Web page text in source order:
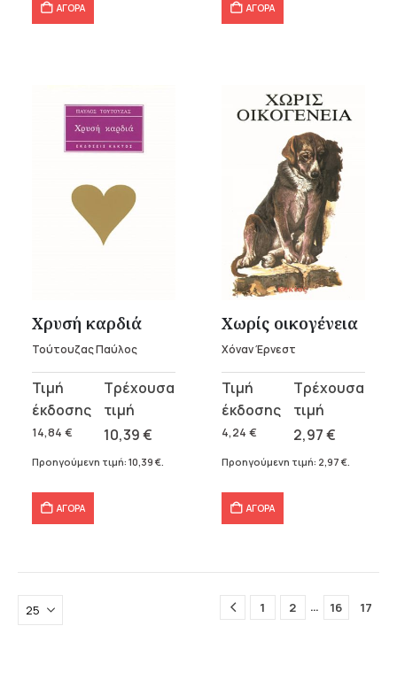
ΑΓΟΡΑ ΑΓΟΡΑ
Χρυσή καρδιά
Τούτουζας Παύλος
14,84 €
Original
price
was:
14,84 €.
10,39€
Η
τρέχουσα
τιμή
Προηγούμενη τιμή: 10,39 €
ΑΓΟΡΑ
Χωρίς οικογένεια
Χόναν Έρνεστ
4,24 €
Original
price
was:
4,24 €.
2,97€
Η
τρέχουσα
τιμή
Προηγούμενη τιμή: 2,97 €
ΑΓΟΡΑ
1 2 … 16 17